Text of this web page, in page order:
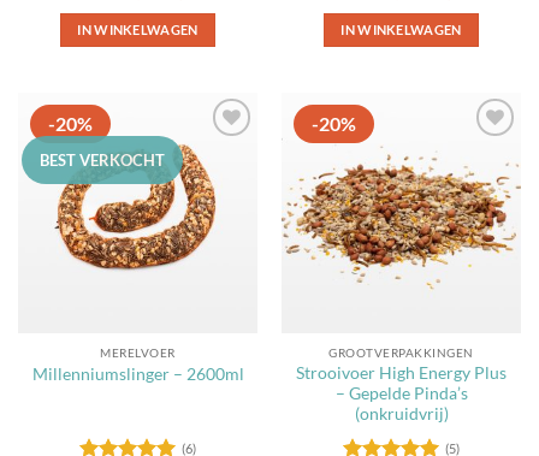
5uit 5
IN WINKELWAGEN
meerdere
variaties.
Deze
optie
kan
gekozen
productpagina
5uit 5
IN WINKELWAGEN
variaties.
Deze
optie
kan
gekozen
worden
productpagina
-20%
BEST VERKOCHT
Toevoegen
aan
favorieten
MERELVOER
Millenniumslinger – 2600ml
(6)
-20%
aan
favorieten
GROOTVERPAKKINGEN
Strooivoer High Energy Plus
– Gepelde Pinda’s
(onkruidvrij)
(5)